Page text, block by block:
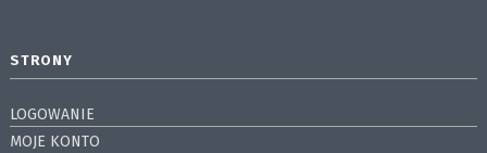
STRONY
LOGOWANIE
MOJE KONTO